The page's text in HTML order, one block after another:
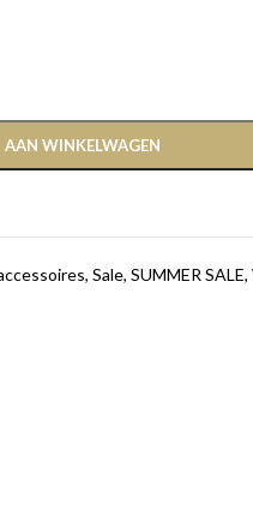
AAN WINKELWAGEN
, Sale, SUMMER SALE,